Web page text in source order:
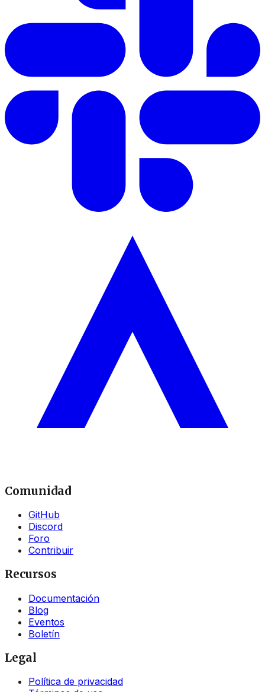
Comunidad
GitHub
Discord
Foro
Contribuir
Recursos
Documentación
Blog
Eventos
Boletín
Legal
Política de privacidad